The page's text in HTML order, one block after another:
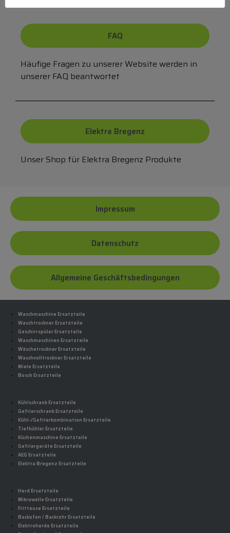
FAQ
Häufige Fragen zu unserer Website werden in
unserer FAQ beantwortet
Elektra Bregenz
Unser Shop für Elektra Bregenz Produkte
Impressum
Datenschutz
Allgemeine Geschäftsbedingungen
Waschmaschine Ersatzteile
Waschtrockner Ersatzteile
Geschirrspüler Ersatzteile
Waschmaschinen Ersatzteile
Wäschetrockner Ersatzteile
Waschvolltrockner Ersatzteile
Miele Ersatzteile
Bosch Ersatzteile
Kühlschrank Ersatzteile
Gefrierschrank Ersatzteile
Kühl-/Gefrierkombination Ersatzteile
Tiefkühler Ersatzteile
Küchenmaschine Ersatzteile
Gefriergeräte Ersatzteile
AEG Ersatzteile
Elektra Bregenz Ersatzteile
Herd Ersatzteile
Mikrowelle Ersatzteile
Fritteuse Ersatzteile
Backofen / Backrohr Ersatzteile
Elektroherde Ersatzteile